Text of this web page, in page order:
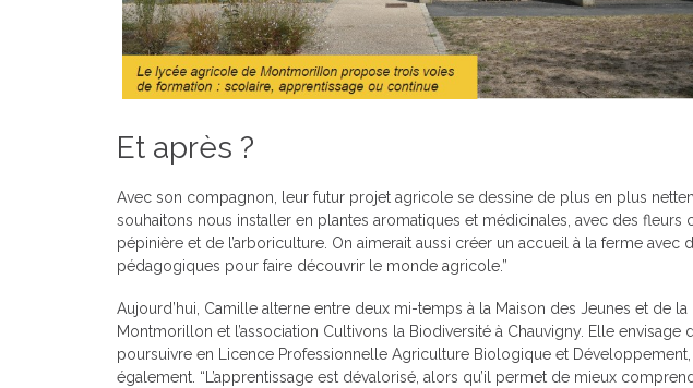
Et après ?
Avec son compagnon, leur futur projet agricole se dessine de plus en plus
souhaitons nous installer en plantes aromatiques et médicinales, avec des fleurs
pépinière et de l’arboriculture. On aimerait aussi créer un accueil à la ferme avec
pédagogiques pour faire découvrir le monde agricole.”
Aujourd’hui, Camille alterne entre deux mi-temps à la Maison des Jeunes et de la
Montmorillon et l’association Cultivons la Biodiversité à Chauvigny. Elle envisage
poursuivre en Licence Professionnelle Agriculture Biologique et
également. “L’apprentissage est dévalorisé, alors qu’il permet de mieux